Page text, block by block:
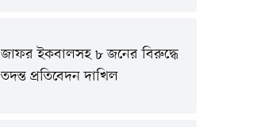
জাফর ইকবালসহ ৮ জনের বিরুদ্ধে
তদন্ত প্রতিবেদন দাখিল